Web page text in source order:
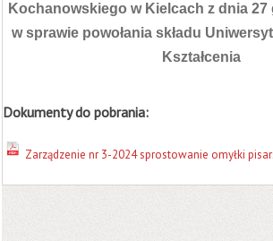
Kochanowskiego w Kielcach z dnia 27
w sprawie powołania składu
Kształcenia
Dokumenty do pobrania:
Zarządzenie nr 3-2024 sprostowanie omyłki